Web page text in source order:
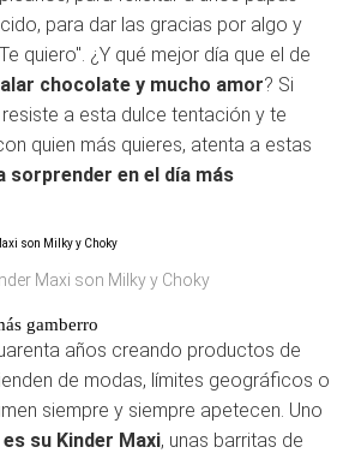
para dar las gracias por algo y
quiero". ¿Y qué mejor día que el de
chocolate y mucho amor? Si
a esta dulce tentación y te
quien más quieres, atenta a estas
sorprender en el día más
Maxi son Milky y Choky
gamberro
años creando productos de
de modas, límites geográficos o
siempre y siempre apetecen. Uno
su Kinder Maxi, unas barritas de